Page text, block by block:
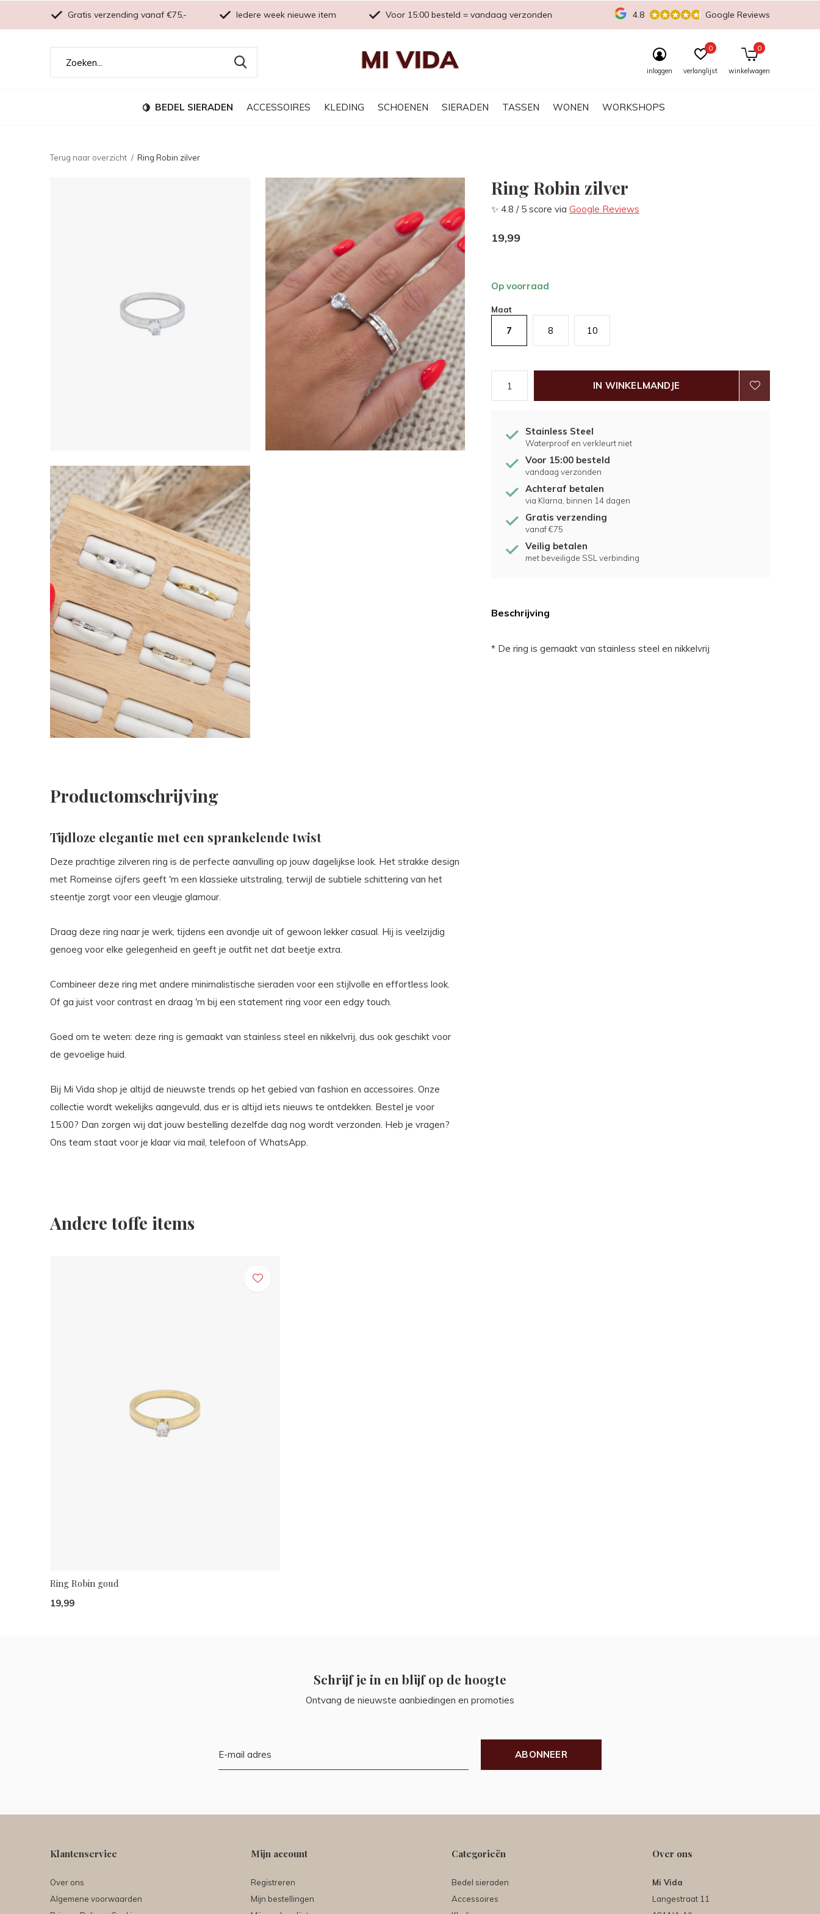
BEDEL SIERADEN ACCESSOIRES KLEDING SCHOENEN SIERADEN TASSEN WONEN WORKSHOPS
inloggen verlanglijst
0
winkelwagen
0
Gratis verzending vanaf €75,- Iedere week nieuwe item Voor 15:00 besteld = vandaag verzonden 4.8 Google Reviews
Terug naar overzicht Ring Robin zilver
Ring Robin zilver
✨ 4.8 / 5 score via Google Reviews
19,99
Op voorraad
Maat
7 8 10
IN WINKELMANDJE
Stainless Steel
Waterproof en verkleurt niet
Voor 15:00 besteld
vandaag verzonden
Achteraf betalen
via Klarna, binnen 14 dagen
Gratis verzending
vanaf €75
Veilig betalen
met beveiligde SSL verbinding
Beschrijving
* De ring is gemaakt van stainless steel en nikkelvrij
Productomschrijving
Tijdloze elegantie met een sprankelende twist
Deze prachtige zilveren ring is de perfecte aanvulling op jouw dagelijkse look. Het strakke design
met Romeinse cijfers geeft 'm een klassieke uitstraling, terwijl de subtiele schittering van het
steentje zorgt voor een vleugje glamour.
Draag deze ring naar je werk, tijdens een avondje uit of gewoon lekker casual. Hij is veelzijdig
genoeg voor elke gelegenheid en geeft je outfit net dat beetje extra.
Combineer deze ring met andere minimalistische sieraden voor een stijlvolle en effortless look.
Of ga juist voor contrast en draag 'm bij een statement ring voor een edgy touch.
Goed om te weten: deze ring is gemaakt van stainless steel en nikkelvrij, dus ook geschikt voor
de gevoelige huid.
Bij Mi Vida shop je altijd de nieuwste trends op het gebied van fashion en accessoires. Onze
collectie wordt wekelijks aangevuld, dus er is altijd iets nieuws te ontdekken. Bestel je voor
15:00? Dan zorgen wij dat jouw bestelling dezelfde dag nog wordt verzonden. Heb je vragen?
Ons team staat voor je klaar via mail, telefoon of WhatsApp.
Andere toffe items
Ring Robin goud
19,99
Schrijf je in en blijf op de hoogte
Ontvang de nieuwste aanbiedingen en promoties
ABONNEER
Klantenservice
Over ons
Algemene voorwaarden
Mijn account
Registreren
Mijn bestellingen
Categorieën
Bedel sieraden
Accessoires
Over ons
Mi Vida
Langestraat 11